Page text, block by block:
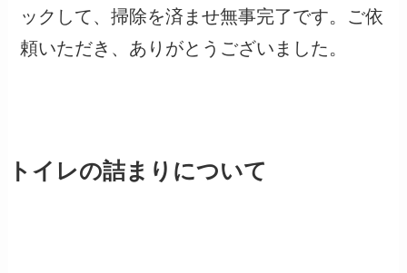
ックして、掃除を済ませ無事完了です。ご依
頼いただき、ありがとうございました。
トイレの詰まりについて